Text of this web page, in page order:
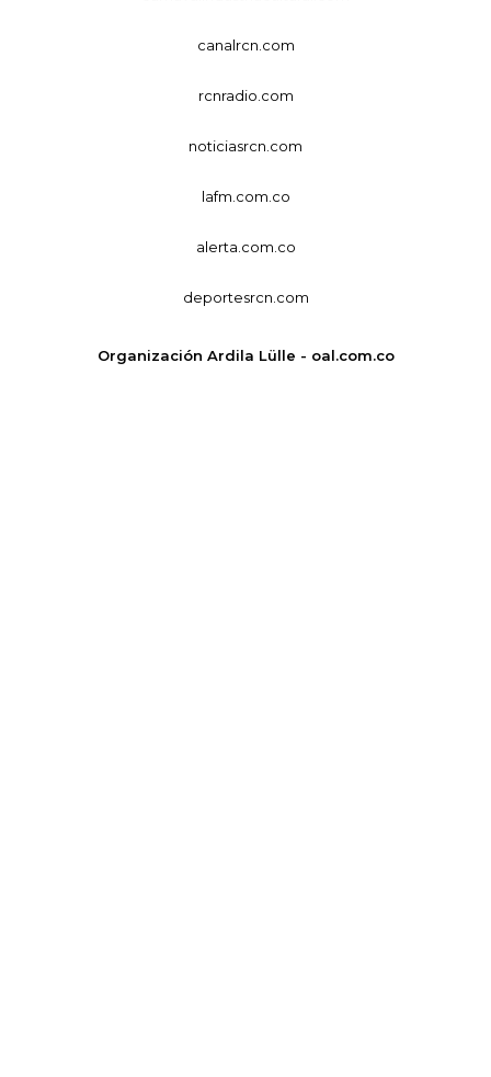
canalrcn.com
rcnradio.com
noticiasrcn.com
lafm.com.co
alerta.com.co
deportesrcn.com
Organización Ardila Lülle - oal.com.co